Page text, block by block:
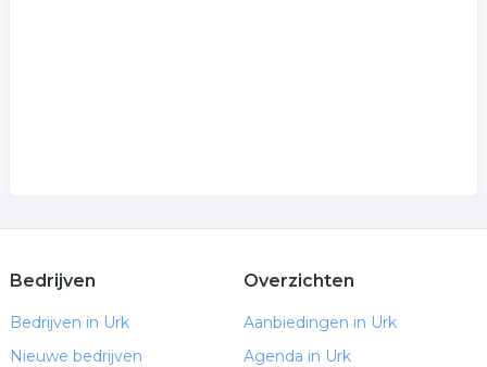
Bedrijven
Bedrijven in Urk
Nieuwe bedrijven
Overzichten
Aanbiedingen in Urk
Agenda in Urk